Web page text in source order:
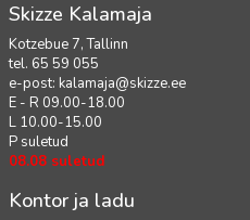
Skizze Kalamaja
Kotzebue 7, Tallinn
tel. 65 59 055
e-post: kalamaja@skizze.ee
E - R 09.00-18.00
L 10.00-15.00
P suletud
08.08 suletud
Kontor ja ladu